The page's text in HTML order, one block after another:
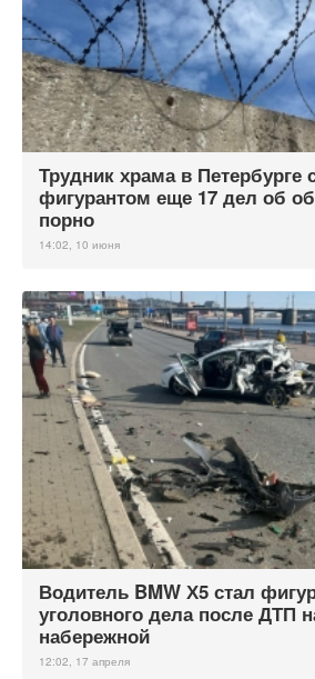
Трудник храма в Петербурге
фигурантом еще 17 дел об
порно
14:02, 10 июня
Водитель BMW Х5 стал
уголовного дела после ДТП
набережной
12:02, 17 апреля